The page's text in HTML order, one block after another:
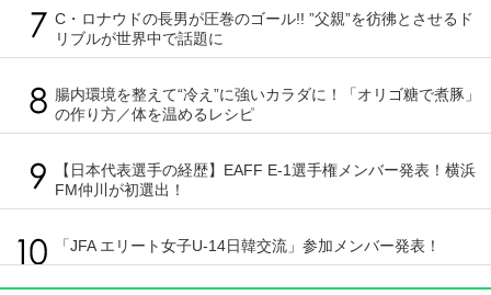
C・ロナウドの長男が圧巻のゴール!! ”父親”を彷彿とさせるド
リブルが世界中で話題に
腸内環境を整えて“冷え”に強いカラダに！「オリゴ糖で煮豚」
の作り方／体を温めるレシピ
【日本代表選手の経歴】EAFF E-1選手権メンバー発表！横浜
FM仲川が初選出！
「JFA エリート女子U-14日韓交流」参加メンバー発表！